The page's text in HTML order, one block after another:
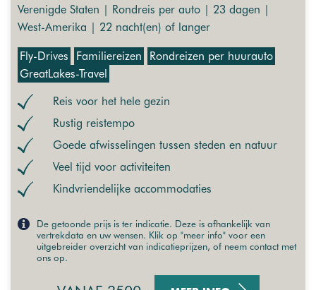
Verenigde Staten | Rondreis per auto | 23 dagen |
West-Amerika | 22 nacht(en) of langer
Fly-Drives Familiereizen
Rondreizen per huurauto
GreatLakes-Travel
Reis voor het hele gezin
Rustig reistempo
Goede afwisselingen tussen steden en natuur
Veel tijd voor activiteiten
Kindvriendelijke accommodaties
De getoonde prijs is ter indicatie. Deze is afhankelijk van
vertrekdata en uw wensen. Klik op "meer info" voor een
uitgebreider overzicht van indicatieprijzen, of neem contact met
ons op.